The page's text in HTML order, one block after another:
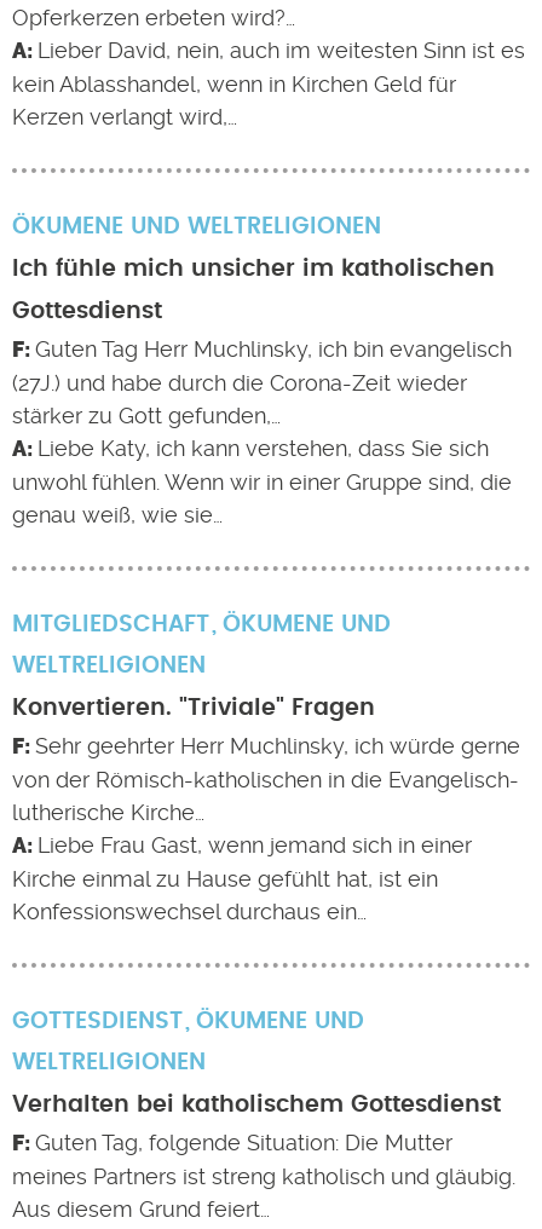
Opferkerzen erbeten wird?…
Lieber David, nein, auch im weitesten Sinn ist es
kein Ablasshandel, wenn in Kirchen Geld für
Kerzen verlangt wird,…
ÖKUMENE UND WELTRELIGIONEN
Ich fühle mich unsicher im katholischen
Gottesdienst
Guten Tag Herr Muchlinsky, ich bin evangelisch
(27J.) und habe durch die Corona-Zeit wieder
stärker zu Gott gefunden,…
Liebe Katy, ich kann verstehen, dass Sie sich
unwohl fühlen. Wenn wir in einer Gruppe sind, die
genau weiß, wie sie…
MITGLIEDSCHAFT ÖKUMENE UND
WELTRELIGIONEN
Konvertieren. "Triviale" Fragen
Sehr geehrter Herr Muchlinsky, ich würde gerne
von der Römisch-katholischen in die Evangelisch-
lutherische Kirche…
Liebe Frau Gast, wenn jemand sich in einer
Kirche einmal zu Hause gefühlt hat, ist ein
Konfessionswechsel durchaus ein…
GOTTESDIENST ÖKUMENE UND
WELTRELIGIONEN
Verhalten bei katholischem Gottesdienst
Guten Tag, folgende Situation: Die Mutter
meines Partners ist streng katholisch und gläubig.
Aus diesem Grund feiert…